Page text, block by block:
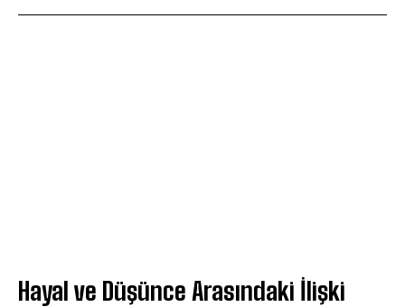
Hayal ve Düşünce Arasındaki İlişki